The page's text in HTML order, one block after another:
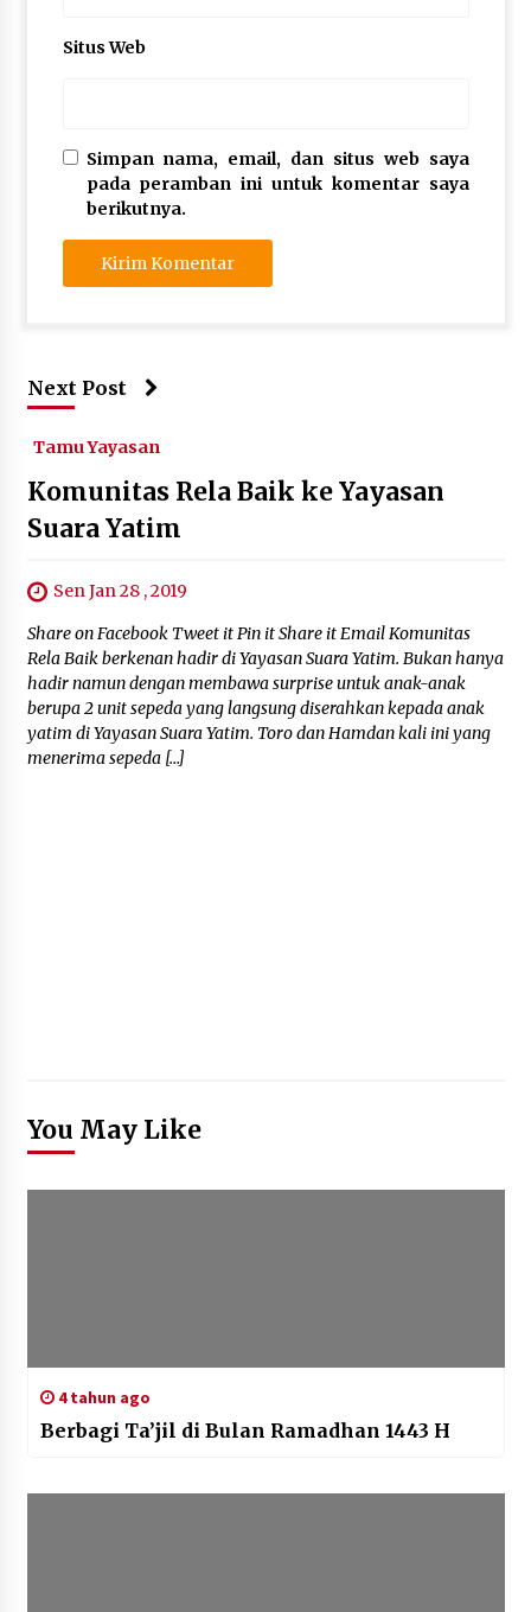
Situs Web
Simpan nama, email, dan situs web saya
pada peramban ini untuk komentar saya
berikutnya.
Next Post
Tamu Yayasan
Komunitas Rela Baik ke Yayasan
Suara Yatim
Sen Jan 28 , 2019
Share on Facebook Tweet it Pin it Share it Email Komunitas
Rela Baik berkenan hadir di Yayasan Suara Yatim. Bukan hanya
hadir namun dengan membawa surprise untuk anak-anak
berupa 2 unit sepeda yang langsung diserahkan kepada anak
yatim di Yayasan Suara Yatim. Toro dan Hamdan kali ini yang
menerima sepeda […]
You May Like
4 tahun ago
Berbagi Ta’jil di Bulan Ramadhan 1443 H